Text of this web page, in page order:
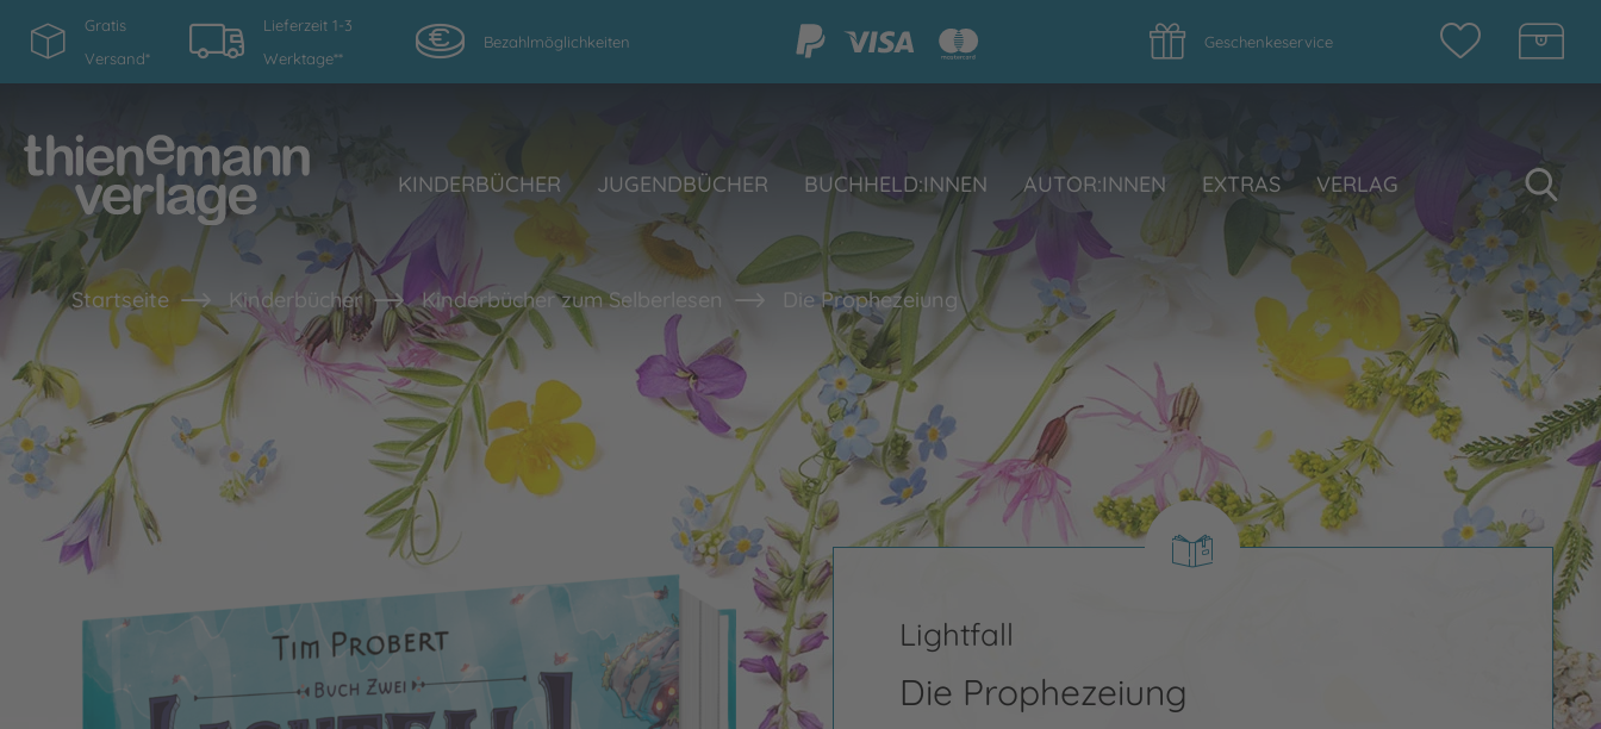
Gratis
Versand*
Lieferzeit 1-3
Werktage**
Bezahlmöglichkeiten Geschenkeservice
KINDERBÜCHER JUGENDBÜCHER BUCHHELD:INNEN AUTOR:INNEN EXTRAS VERLAG
Startseite Kinderbücher Kinderbücher zum Selberlesen Die Prophezeiung
Lightfall
Die Prophezeiung